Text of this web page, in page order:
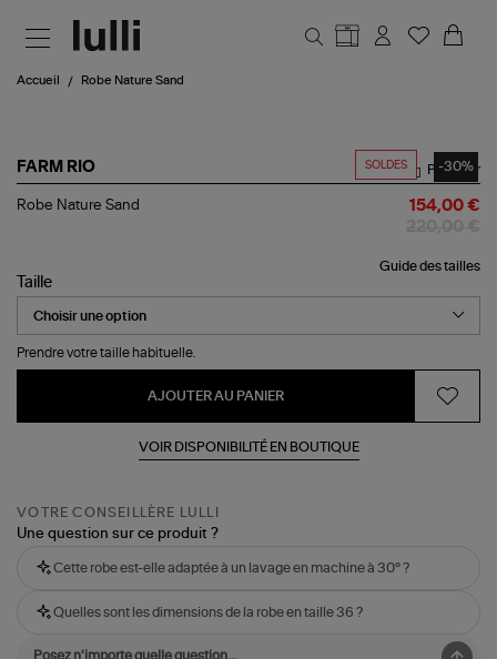
Accueil Robe Nature Sand
SOLDES -30%
FARM RIO
Robe
Partager
Robe Nature Sand 154,00 €
Guide des tailles
Taille
Prendre votre taille habituelle.
AJOUTER AU PANIER
VOIR DISPONIBILITÉ EN BOUTIQUE
VOTRE CONSEILLÈRE LULLI
Une question sur ce produit ?
Cette robe est-elle adaptée à un lavage en machine à 30° ?
Quelles sont les dimensions de la robe en taille 36 ?